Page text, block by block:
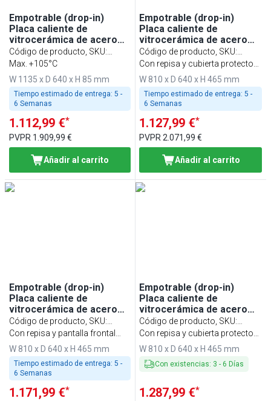
Empotrable (drop-in)
Placa caliente de
vitrocerámica de acero
inoxidable con superficie
de vidrio templado -
1,35kW
Código de producto, SKU:
WA116A
Max. +105°C
W 1135 x D 640 x H 85 mm
Tiempo estimado de entrega: 5 -
6 Semanas
1.112,99 €*
PVPR 1.909,99 €
Añadir al carrito
Empotrable (drop-in)
Placa caliente de
vitrocerámica de acero
inoxidable con superficie
de vidrio templado -
810mm - 2x GN 1/1 - 0,9kW
- con vidrio protector
Código de producto, SKU:
WA86B
Con repisa y cubierta protectora
de cristal de una cara
W 810 x D 640 x H 465 mm
Tiempo estimado de entrega: 5 -
6 Semanas
1.127,99 €*
PVPR2.071,99 €
Añadir al carrito
Empotrable (drop-in)
Placa caliente de
vitrocerámica de acero
inoxidable con superficie
de vidrio templado -
810mm - 2x GN 1/1 - 0,9kW
Código de producto, SKU:
WA86C
Con repisa y pantalla frontal
redondeada
W 810 x D 640 x H 465 mm
Tiempo estimado de entrega: 5 -
6 Semanas
1.171,99 €*
Empotrable (drop-in)
Placa caliente de
vitrocerámica de acero
inoxidable con superficie
de vidrio templado -
810mm - 2x GN 1/1 - 0,9kW
- con vidrio protector
Código de producto, SKU:
WA86D
Con repisa y cubierta protectora
de cristal de dos caras
W 810 x D 640 x H 465 mm
Con existencias: 3 - 6 Días
1.287,99 €*